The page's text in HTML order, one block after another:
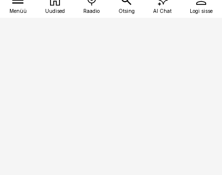
Menüü Uudised Raadio Otsing AI Chat Logi sisse